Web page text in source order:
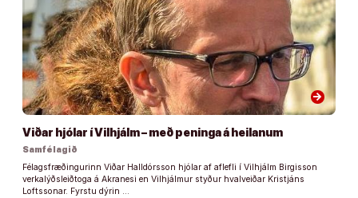
arrow_forward
Viðar hjólar í Vilhjálm – með peninga á heilanum
Samfélagið
Félagsfræðingurinn Viðar Halldórsson hjólar af aflefli í Vilhjálm Birgisson
verkalýðsleiðtoga á Akranesi en Vilhjálmur styður hvalveiðar Kristjáns
Loftssonar. Fyrstu dýrin …